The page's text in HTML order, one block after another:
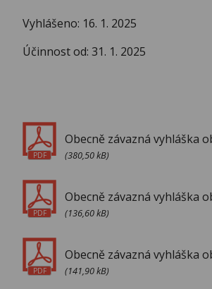
Vyhlášeno: 16. 1. 2025
Účinnost od: 31. 1. 2025
(380,50 kB)
PDF
(136,60 kB)
PDF
(141,90 kB)
PDF